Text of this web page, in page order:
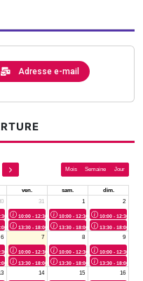
Adresse e-mail